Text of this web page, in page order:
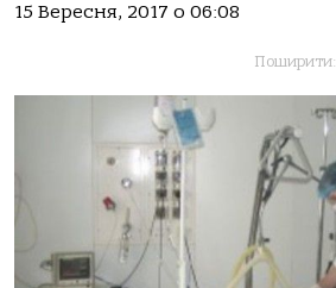
15 Вересня, 2017 о 06:08
Поширити: